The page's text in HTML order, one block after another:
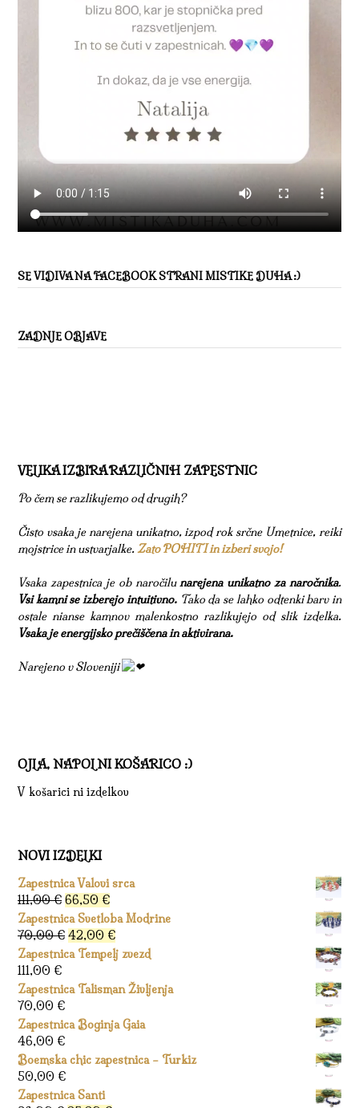
SE VIDIVA NA FACEBOOK STRANI MISTIKE DUHA :)
ZADNJE OBJAVE
VELIKA IZBIRA RAZLIČNIH ZAPESTNIC
Po čem se razlikujemo od drugih?
Čisto vsaka je narejena unikatno, izpod rok srčne Umetnice, reiki
mojstrice in ustvarjalke.Zato POHITI in izberi svojo!
Vsaka zapestnica je ob naročilunarejena unikatno za naročnika.
Vsi kamni se izberejo intuitivno.Tako da se lahko odtenki barv in
ostale nianse kamnov malenkostno razlikujejo od slik izdelka.
Vsaka je energijsko prečiščena in aktivirana.
Narejeno v Sloveniji
OJLA, NAPOLNI KOŠARICO :)
V košarici ni izdelkov
NOVI IZDELKI
Zapestnica Valovi srca
111,00€ Izvirna
cena
je
bila:
66,50 €Trenutna
cena
je:
66,50 €.
Zapestnica Svetloba Modrine
70,00€ Izvirna
cena
bila:
42,00 €Trenutna
cena
42,00 €.
Zapestnica Tempelj zvezd
111,00 €
Zapestnica Talisman Življenja
70,00 €
Zapestnica Boginja Gaia
46,00 €
Boemska chic zapestnica – Turkiz
50,00 €
Zapestnica Santi